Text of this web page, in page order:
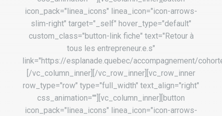
icon_pack="linea_icons" linea_icon="icon-arrows-
slim-right" target="_self" hover_type="default"
custom_class="button-link fiche" text="Retour à
tous les entrepreneur.e.s"
link="https://esplanade.quebec/accompagnement/
[/vc_column_inner][/vc_row_inner][vc_row_inner
row_type="row" type="full_width" text_align="right"
css_animation=""][vc_column_inner][button
icon_pack="linea_icons" linea_icon="icon-arrows-